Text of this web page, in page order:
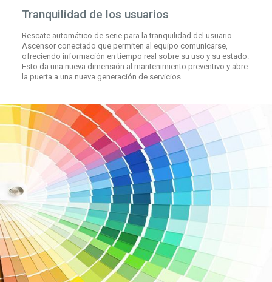
Tranquilidad de los usuarios
Rescate automático de serie para la tranquilidad del usuario.
Ascensor conectado que permiten al equipo comunicarse,
ofreciendo información en tiempo real sobre su uso y su estado.
Esto da una nueva dimensión al mantenimiento preventivo y abre
la puerta a una nueva generación de servicios